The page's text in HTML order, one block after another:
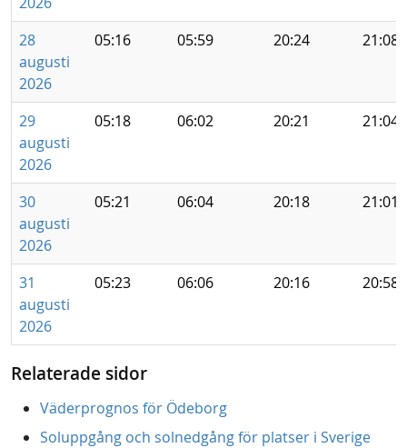
28
augusti
2026
05:16 05:59 20:24 21:08
29
augusti
2026
05:18 06:02 20:21 21:04
30
augusti
2026
05:21 06:04 20:18 21:01
31
augusti
2026
05:23 06:06 20:16 20:58
Relaterade sidor
Väderprognos för Ödeborg
Soluppgång och solnedgång för platser i Sverige